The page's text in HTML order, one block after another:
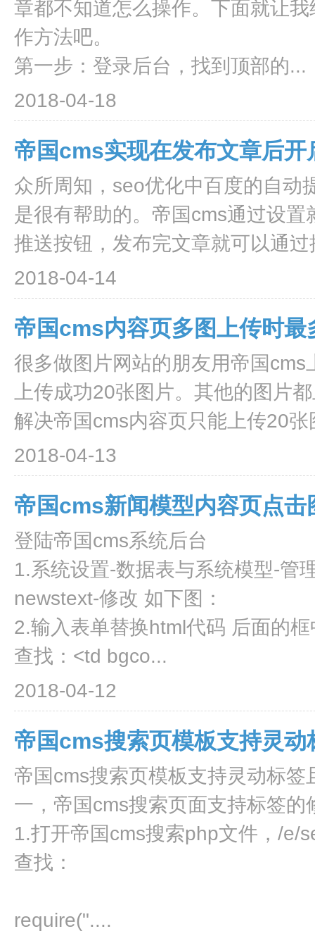
章都不知道怎么操作。下面就让
作方法吧。
第一步：登录后台，找到顶部的...
2018-04-18
帝国cms实现在发布文章后
众所周知，seo优化中百度的自动
是很有帮助的。帝国cms通过设
推送按钮，发布完文章就可以通
2018-04-14
帝国cms内容页多图上传时
很多做图片网站的朋友用帝国
上传成功20张图片。其他的图片
解决帝国cms内容页只能上传20
2018-04-13
帝国cms新闻模型内容页点
登陆帝国cms系统后台
1.系统设置-数据表与系统模型-管
newstext-修改 如下图：
2.输入表单替换html代码 后面的
查找：<td bgco...
2018-04-12
帝国cms搜索页模板支持灵
帝国cms搜索页模板支持灵动标
一，帝国cms搜索页面支持标签的
1.打开帝国cms搜索php文件，/e/
查找：
require("....